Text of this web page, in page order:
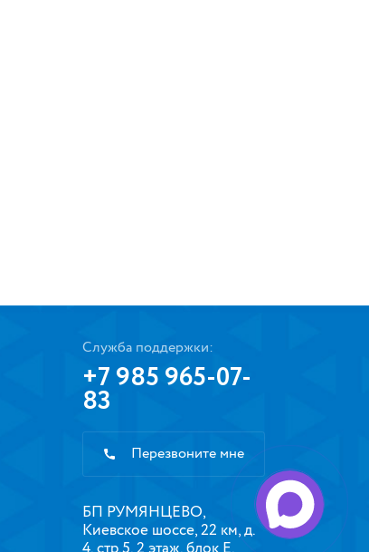
Служба поддержки:
+7 985 965-07-
83
Перезвоните мне
БП РУМЯНЦЕВО,
Киевское шоссе, 22 км, д.